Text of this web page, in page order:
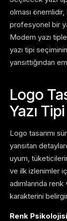
olması
profesyonel bir
Modern yazı
yazı tipi
yansıttığından
Logo
Yazı
Logo tasarımı
yansıtan
uyum,
ve ilk izlenimler
adımlarında
karakterini
Renk